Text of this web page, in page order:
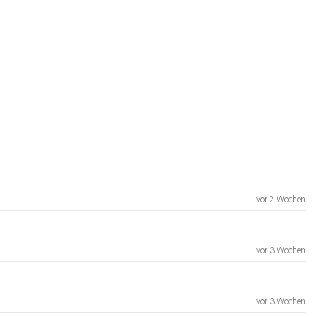
vor 2 Wochen
vor 3 Wochen
vor 3 Wochen